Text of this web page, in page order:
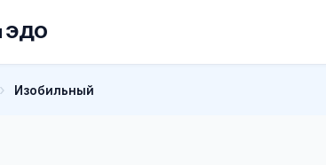
ЭДО
Изобильный